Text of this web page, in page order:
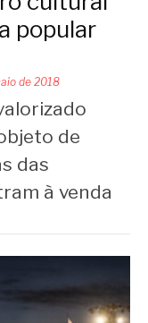
popular
de 2018
de
das
à venda